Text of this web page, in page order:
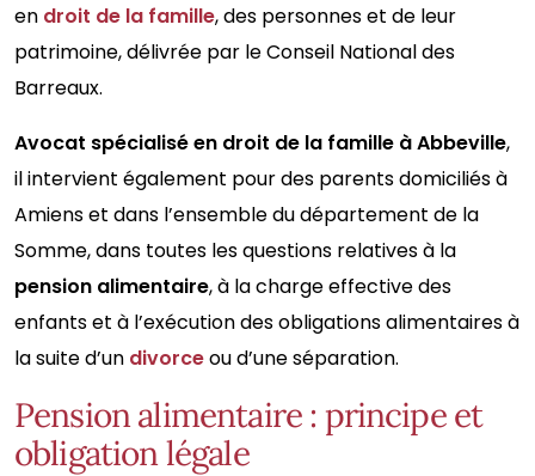
en droit de la famille, des personnes et de leur
patrimoine, délivrée par le Conseil National des
Barreaux.
Avocat spécialisé en droit de la famille à Abbeville,
il intervient également pour des parents domiciliés à
Amiens et dans l’ensemble du département de la
Somme, dans toutes les questions relatives à la
pension alimentaire, à la charge effective des
enfants et à l’exécution des obligations alimentaires à
la suite d’un divorceou d’une séparation.
Pension alimentaire : principe et
obligation légale